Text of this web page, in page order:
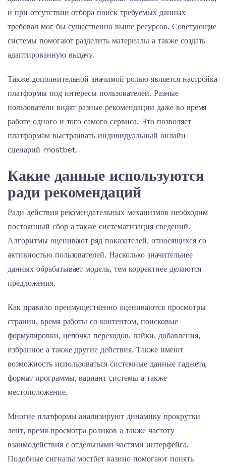
и при отсутствии отбора поиск требуемых данных
требовал мог бы существенно выше ресурсов. Советующие
системы помогают разделить материалы а также создать
адаптированную выдачу.
Также дополнительной значимой ролью является настройка
платформы под интересы пользователей. Разные
пользователи видят разные рекомендации даже во время
работе одного и того самого сервиса. Это позволяет
платформам выстраивать индивидуальный онлайн
сценарий mostbet.
Какие данные используются
ради рекомендаций
Ради действия рекомендательных механизмов необходим
постоянный сбор а также систематизация сведений.
Алгоритмы оценивают ряд показателей, относящихся со
активностью пользователей. Насколько значительнее
данных обрабатывает модель, тем корректнее делаются
предложения.
Как правило преимущественно оцениваются просмотры
страниц, время работы со контентом, поисковые
формулировки, цепочка переходов, лайки, добавления,
избранное а также другие действия. Также имеют
возможность использоваться системные данные гаджета,
формат программы, вариант системы а также
местоположение.
Многие платформы анализируют динамику прокрутки
лент, время просмотра роликов а также частоту
взаимодействия с отдельными частями интерфейса.
Подобные сигналы мостбет казино помогают понять